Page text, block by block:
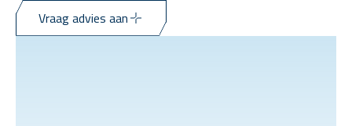
Vraag advies aan